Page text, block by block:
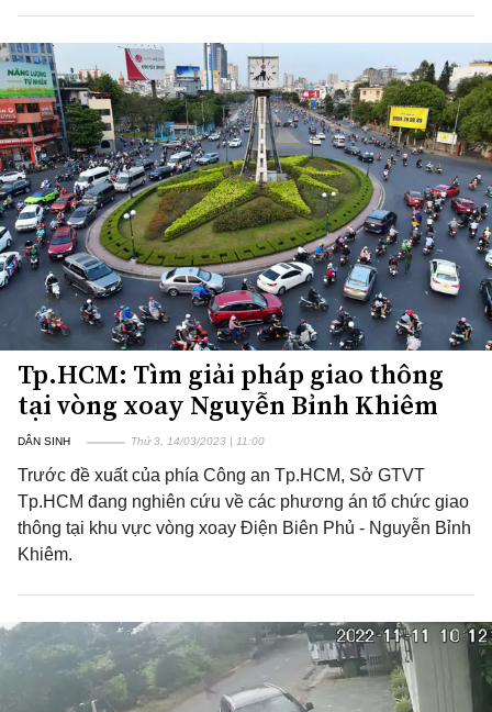
Tp.HCM: Tìm giải pháp giao thông
tại vòng xoay Nguyễn Bỉnh Khiêm
DÂN SINH Thứ 3, 14/03/2023 | 11:00
Trước đề xuất của phía Công an Tp.HCM, Sở GTVT
Tp.HCM đang nghiên cứu về các phương án tổ chức giao
thông tại khu vực vòng xoay Điện Biên Phủ - Nguyễn Bỉnh
Khiêm.